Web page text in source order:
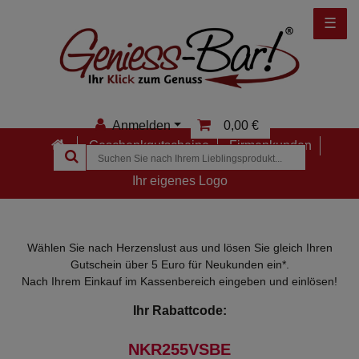
Anmelden
Anmelden
Merkzettel
0,00 €
Geschenkgutscheine
Firmenkunden
Ihr eigenes Logo
☰
Wählen Sie nach Herzenslust aus und lösen Sie gleich Ihren
Gutschein über 5 Euro für Neukunden ein*.
Nach Ihrem Einkauf im Kassenbereich eingeben und einlösen!
Ihr Rabattcode:
NKR255VSBE